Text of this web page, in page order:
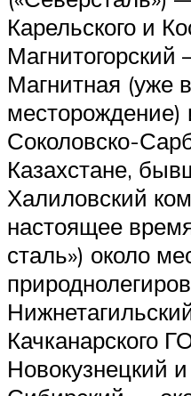
Карельского и
Магнитогорский
Магнитная (уже
месторождение)
Соколовско-
Казахстане,
Халиловский
настоящее
сталь») около
Качканарского
Новокузнецкий